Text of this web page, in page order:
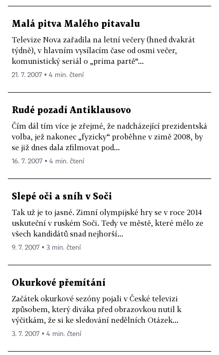
Malá pitva Malého pitavalu
Televize Nova zařadila na letní večery (hned dvakrát
týdně), v hlavním vysílacím čase od osmi večer,
komunistický seriál o „prima partě“...
21. 7. 2007 ▪ 4 min. čtení
Rudé pozadí Antiklausovo
Čím dál tím více je zřejmé, že nadcházející prezidentská
volba, jež nakonec „fyzicky“ proběhne v zimě 2008, by
se již dnes dala zfilmovat pod...
16. 7. 2007 ▪ 4 min. čtení
Slepé oči a sníh v Soči
Tak už je to jasné. Zimní olympijské hry se v roce 2014
uskuteční v ruském Soči. Tedy ve městě, které mělo ze
všech kandidátů snad nejhorší...
9. 7. 2007 ▪ 3 min. čtení
Okurkové přemítání
Začátek okurkové sezóny pojali v České televizi
způsobem, který diváka před obrazovkou nutil k
výčitkám, že si ke sledování nedělních Otázek...
3. 7. 2007 ▪ 4 min. čtení